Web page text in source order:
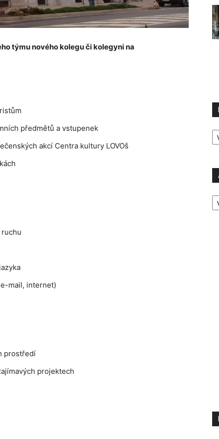
týmu nového kolegu či kolegyni na
předmětů a vstupenek
akcí Centra kultury LOVOš
mail, internet)
prostředí
projektech